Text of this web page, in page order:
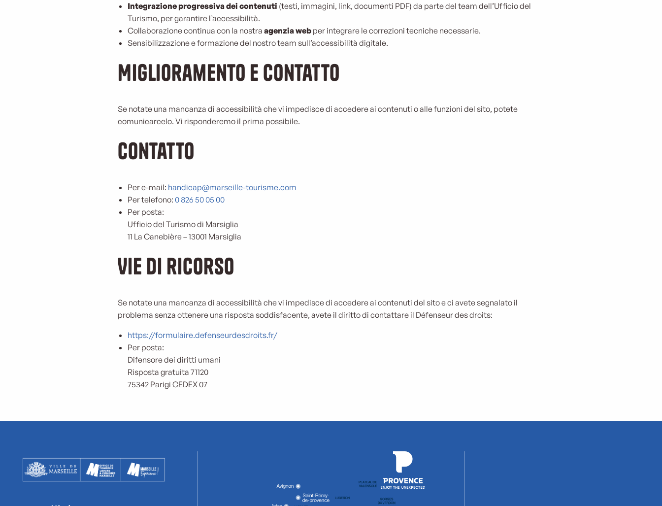
Integrazione progressiva dei contenuti (testi, immagini, link, documenti PDF) da parte del team dell’Ufficio del
Turismo, per garantire l’accessibilità.
Collaborazione continua con la nostra agenzia web per integrare le correzioni tecniche necessarie.
Sensibilizzazione e formazione del nostro team sull’accessibilità digitale.
Miglioramento e contatto
Se notate una mancanza di accessibilità che vi impedisce di accedere ai contenuti o alle funzioni del sito, potete
comunicarcelo. Vi risponderemo il prima possibile.
Contatto
Per e-mail: handicap@marseille-tourisme.com
Per telefono: 0 826 50 05 00
Per posta:
Ufficio del Turismo di Marsiglia
11 La Canebière – 13001 Marsiglia
Vie di ricorso
Se notate una mancanza di accessibilità che vi impedisce di accedere ai contenuti del sito e ci avete segnalato il
problema senza ottenere una risposta soddisfacente, avete il diritto di contattare il Défenseur des droits:
https://formulaire.defenseurdesdroits.fr/
Per posta:
Difensore dei diritti umani
Risposta gratuita 71120
75342 Parigi CEDEX 07